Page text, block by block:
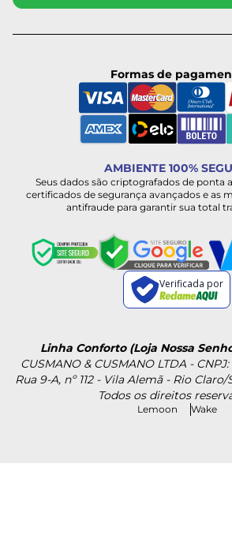
Formas de
AMBIENTE 100%
Seus dados são criptografados de ponta
certificados de segurança avançados e as
antifraude para garantir sua total
Verificada por
Linha Conforto (Loja Nossa
CUSMANO & CUSMANO LTDA -
Rua 9-A, nº 112 - Vila Alemã - Rio Claro/
Todos os direitos
Lemoon Wake